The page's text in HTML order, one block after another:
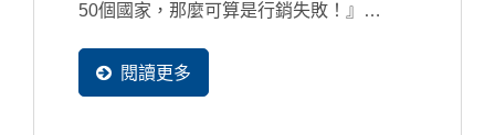
50個國家，那麼可算是行銷失敗！』正
而現在搜尋引擎也都完全在地化在服
務，因此新一代的國際網路行銷一定讓
閱讀更多